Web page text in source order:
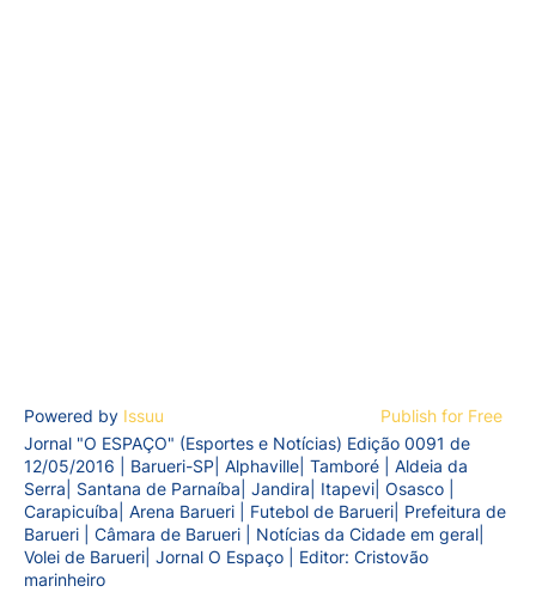
Powered by Issuu
Publish for Free
Jornal "O ESPAÇO" (Esportes e Notícias) Edição 0091 de
12/05/2016 | Barueri-SP| Alphaville| Tamboré | Aldeia da
Serra| Santana de Parnaíba| Jandira| Itapevi| Osasco |
Carapicuíba| Arena Barueri | Futebol de Barueri| Prefeitura de
Barueri | Câmara de Barueri | Notícias da Cidade em geral|
Volei de Barueri| Jornal O Espaço | Editor: Cristovão
marinheiro